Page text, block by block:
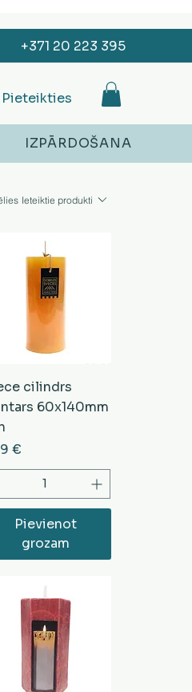
+371 20 223 395
Pieteikties
IZPĀRDOŠANA
Ieteiktie produkti
cilindrs
60x140mm
€
Pievienot
grozam